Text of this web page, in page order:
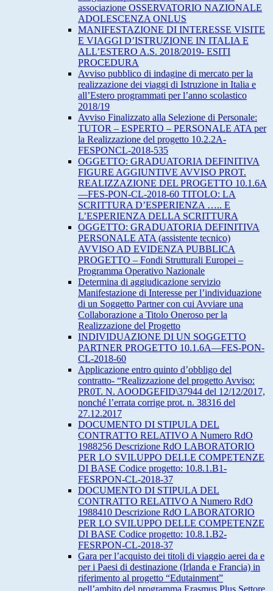
associazione OSSERVATORIO NAZIONALE
ADOLESCENZA ONLUS
MANIFESTAZIONE DI INTERESSE VISITE
E VIAGGI D’ISTRUZIONE IN ITALIA E
ALL’ESTERO A.S. 2018/2019- ESITI
PROCEDURA
Avviso pubblico di indagine di mercato per la
realizzazione dei viaggi di Istruzione in Italia e
all’Estero programmati per l’anno scolastico
2018/19
Avviso Finalizzato alla Selezione di Personale:
TUTOR – ESPERTO – PERSONALE ATA per
la Realizzazione del progetto 10.2.2A-
FESPONCL-2018-535
OGGETTO: GRADUATORIA DEFINITIVA
FIGURE AGGIUNTIVE AVVISO PROT.
REALIZZAZIONE DEL PROGETTO 10.1.6A
—FES-PON-CL-2018-60 TITOLO: LA
SCRITTURA D’ESPERIENZA ….. E
L’ESPERIENZA DELLA SCRITTURA
OGGETTO: GRADUATORIA DEFINITIVA
PERSONALE ATA (assistente tecnico)
AVVISO AD EVIDENZA PUBBLICA
PROGETTO – Fondi Strutturali Europei –
Programma Operativo Nazionale
Determina di aggiudicazione servizio
Manifestazione di Interesse per l’individuazione
di un Soggetto Partner con cui Avviare una
Collaborazione a Titolo Oneroso per la
Realizzazione del Progetto
INDIVIDUAZIONE DI UN SOGGETTO
PARTNER PROGETTO 10.1.6A—FES-PON-
CL-2018-60
Applicazione entro quinto d’obbligo del
contratto- “Realizzazione del progetto Avviso:
PR0T. N. AOODGEFID\37944 del 12/12/2017,
nonché l’errata corrige prot. n. 38316 del
27.12.2017
DOCUMENTO DI STIPULA DEL
CONTRATTO RELATIVO A Numero RdO
1988256 Descrizione RdO LABORATORIO
PER LO SVILUPPO DELLE COMPETENZE
DI BASE Codice progetto: 10.8.1.B1-
FESRPON-CL-2018-37
DOCUMENTO DI STIPULA DEL
CONTRATTO RELATIVO A Numero RdO
1988410 Descrizione RdO LABORATORIO
PER LO SVILUPPO DELLE COMPETENZE
DI BASE Codice progetto: 10.8.1.B2-
FESRPON-CL-2018-37
Gara per l’acquisto dei titoli di viaggio aerei da e
per i Paesi di destinazione (Irlanda e Francia) in
riferimento al progetto “Edutainment”